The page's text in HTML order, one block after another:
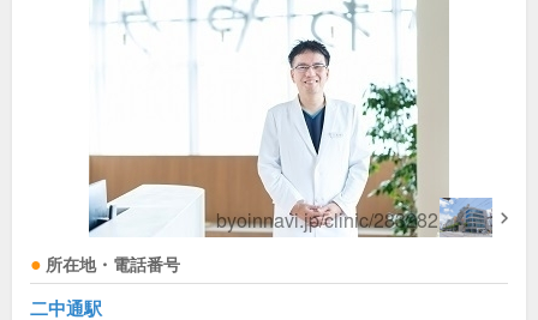
所在地・電話番号
二中通駅